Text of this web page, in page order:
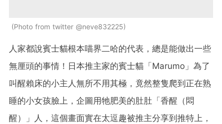
Photo from twitter @neve832225
人家都說賓士貓根本喵界二哈的代表，總是能做出一些
無厘頭的事情！日本推主家的賓士貓「Marumo」為了
叫醒賴床的小主人無所不用其極，竟然整隻爬到正在熟
睡的小女孩臉上，企圖用牠肥美的肚肚「香醒（悶
醒）」人，這個畫面實在太逗趣被推主分享到推特上，